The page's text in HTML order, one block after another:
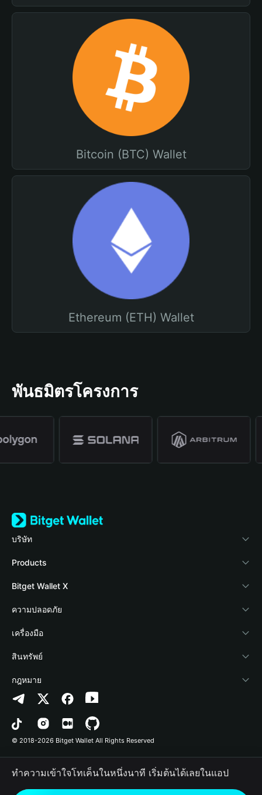
Bitcoin (BTC) Wallet
Ethereum (ETH) Wallet
พันธมิตรโครงการ
บริษัท
เกี่ยวกับ Bitget Wallet
Blog
Academy
ข่าวสารด้านคริปโต
ศูนย์ช่วยเหลือ
ติดต่อเรา
ทรัพยากรข้อมูลของแบรนด์
อาชีพ
Products
Crypto Card
Stablecoin Earn
Payfi Crypto
Crypto Swap API
Altcoin Season Index
Prediction Markets
DApp
RWA
Bitget Wallet X
นักพัฒนา
เชื่อมต่อ Wallet
Bitget Wallet Pay
ลิสต์โปรเจกต์
ความปลอดภัย
Protection Fund
เทคโนโลยีความปลอดภัย
เครื่องมือ
ซื้อคริปโต
การตรวจจับการอนุญาต
การตรวจจับสัญญา
การโอนเป็นชุด
สินทรัพย์
Arbitrum
Avalanche
Bitcoin
Polygon
กฎหมาย
นโยบายความเป็นส่วนตัว
ข้อตกลงในการใช้บริการ
© 2018-2026 Bitget Wallet All Rights Reserved
ทำความเข้าใจโทเค็นในหนึ่งนาที เริ่มต้นได้เลยในแอป